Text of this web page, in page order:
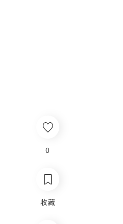
0
收藏